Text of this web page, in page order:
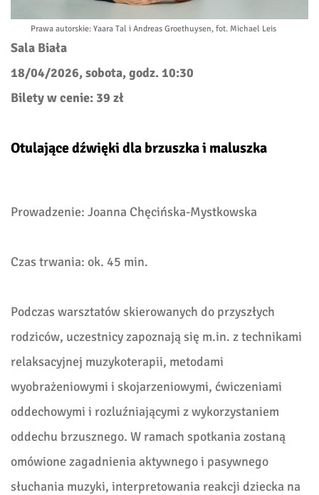
Prawa autorskie: Yaara Tal i Andreas Groethuysen, fot. Michael Leis
Sala Biała
18/04/2026, sobota, godz. 10:30
Bilety w cenie: 39 zł
Otulające dźwięki dla brzuszka i maluszka
Prowadzenie: Joanna Chęcińska-Mystkowska
Czas trwania: ok. 45 min.
Podczas warsztatów skierowanych do przyszłych
rodziców, uczestnicy zapoznają się m.in. z technikami
relaksacyjnej muzykoterapii, metodami
wyobrażeniowymi i skojarzeniowymi, ćwiczeniami
oddechowymi i rozluźniającymi z wykorzystaniem
oddechu brzusznego. W ramach spotkania zostaną
omówione zagadnienia aktywnego i pasywnego
słuchania muzyki, interpretowania reakcji dziecka na